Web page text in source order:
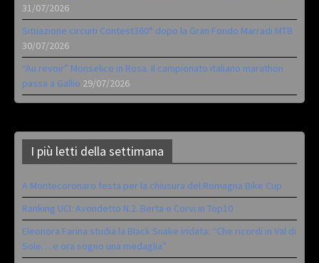
31/07/2026
Situazione circuiti Contest360° dopo la Gran Fondo Marradi MTB
30/07/2026
“Au revoir” Monselice in Rosa. Il campionato italiano marathon
passa a Gallio 29/07/2026
I più letti della settimana
A Montecoronaro festa per la chiusura del Romagna Bike Cup
Ranking UCI: Avondetto N.2. Berta e Corvi in Top10
Eleonora Farina studia la Black Snake iridata: “Che ricordi in Val di
Sole… e ora sogno una medaglia”